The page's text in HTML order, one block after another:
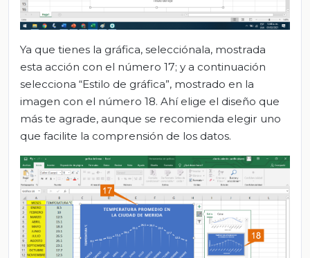
Ya que tienes la gráfica, selecciónala, mostrada
esta acción con el número 17; y a continuación
selecciona “Estilo de gráfica”, mostrado en la
imagen con el número 18. Ahí elige el diseño que
más te agrade, aunque se recomienda elegir uno
que facilite la comprensión de los datos.